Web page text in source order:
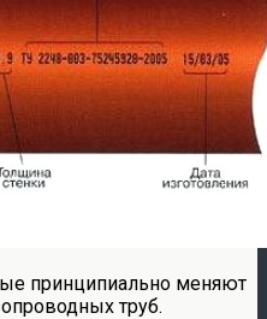
принципиально меняют
труб.